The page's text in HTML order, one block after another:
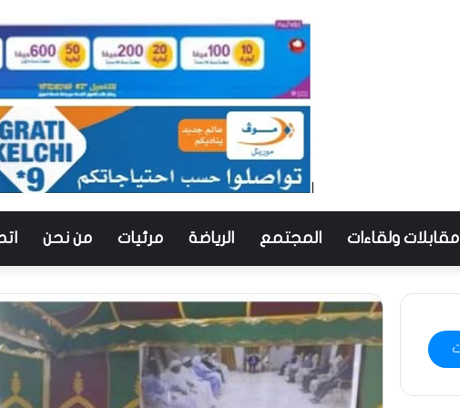
مقابلات ولقاءات المجتمع الرياضة مرئيات من نحن